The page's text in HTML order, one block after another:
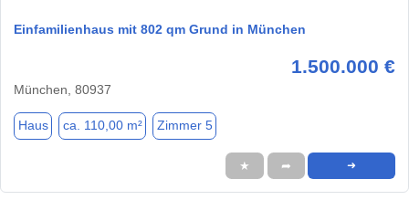
Einfamilienhaus mit 802 qm Grund in München
1.500.000 €
München, 80937
Haus ca. 110,00 m² Zimmer 5
★ ➦ ➜